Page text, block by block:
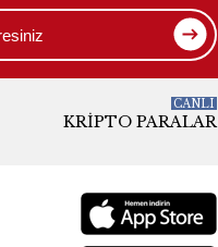
KRIPTO PARALAR
CANLI